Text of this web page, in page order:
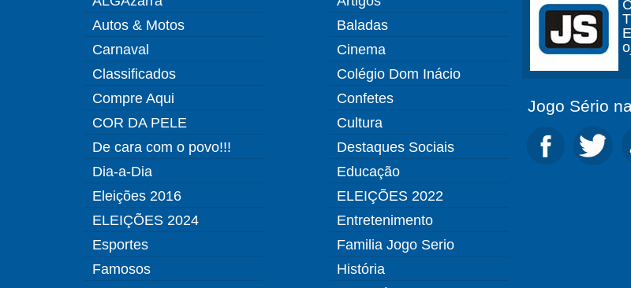
Autos & Motos
Carnaval
Classificados
Compre Aqui
COR DA PELE
De cara com o povo!!!
Dia-a-Dia
Eleições 2016
ELEIÇÕES 2024
Esportes
Famosos
Baladas
Cinema
Colégio Dom Inácio
Confetes
Cultura
Destaques Sociais
Educação
ELEIÇÕES 2022
Entretenimento
Familia Jogo Serio
História
Jogo Sério